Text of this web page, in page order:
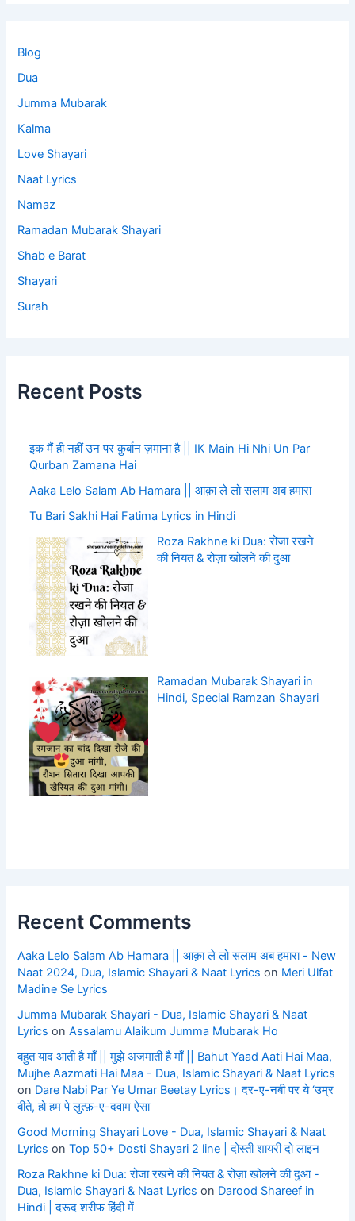
Blog
Dua
Jumma Mubarak
Kalma
Love Shayari
Naat Lyrics
Namaz
Ramadan Mubarak Shayari
Shab e Barat
Shayari
Surah
Recent Posts
इक मैं ही नहीं उन पर क़ुर्बान ज़माना है || IK Main Hi Nhi Un Par
Qurban Zamana Hai
Aaka Lelo Salam Ab Hamara || आक़ा ले लो सलाम अब हमारा
Tu Bari Sakhi Hai Fatima Lyrics in Hindi
Roza Rakhne ki Dua: रोजा रखने
की नियत & रोज़ा खोलने की दुआ
Ramadan Mubarak Shayari in
Hindi, Special Ramzan Shayari
Recent Comments
Aaka Lelo Salam Ab Hamara || आक़ा ले लो सलाम अब हमारा - New
Naat 2024, Dua, Islamic Shayari & Naat Lyrics on Meri Ulfat
Madine Se Lyrics
Jumma Mubarak Shayari - Dua, Islamic Shayari & Naat
Lyrics onAssalamu Alaikum Jumma Mubarak Ho
बहुत याद आती है माँ || मुझे अजमाती है माँ || Bahut Yaad Aati Hai Maa,
Mujhe Aazmati Hai Maa - Dua, Islamic Shayari & Naat Lyrics
on Dare Nabi Par Ye Umar Beetay Lyrics। दर-ए-नबी पर ये ‘उम्र
बीते, हो हम पे लुत्फ़-ए-दवाम ऐसा
Good Morning Shayari Love - Dua, Islamic Shayari & Naat
Lyrics onTop 50+ Dosti Shayari 2 line | दोस्ती शायरी दो लाइन
Roza Rakhne ki Dua: रोजा रखने की नियत & रोज़ा खोलने की दुआ -
Dua, Islamic Shayari & Naat Lyrics on Darood Shareef in
Hindi | दरूद शरीफ हिंदी में